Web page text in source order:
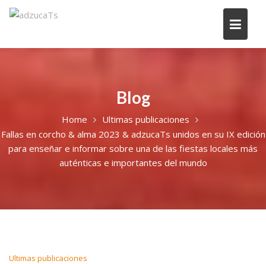
Blog
Home
Ultimas publicaciones
Fallas en corcho & alma 2023 & adzucaTs unidos en su IX edición
para enseñar e informar sobre una de las fiestas locales más
auténticas e importantes del mundo
Ultimas publicaciones